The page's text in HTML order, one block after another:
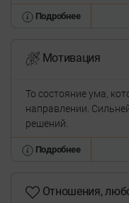
Подробнее
Мотивация
То состояние ума,
направлении.
решений.
Подробнее
Отношения,